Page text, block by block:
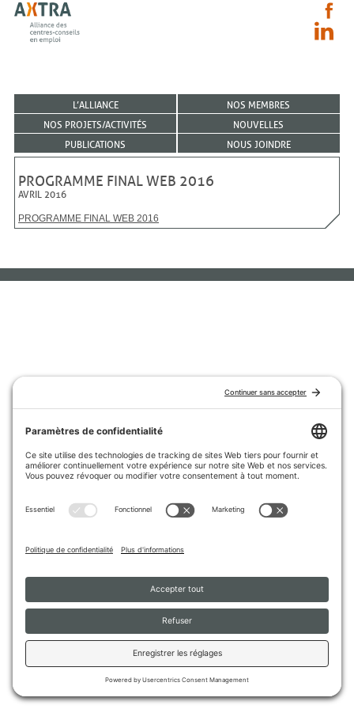
L’ALLIANCE
NOS MEMBRES
NOS PROJETS/ACTIVITÉS
NOUVELLES
PUBLICATIONS
NOUS JOINDRE
PROGRAMME FINAL WEB 2016
AVRIL 2016
PROGRAMME FINAL WEB 2016